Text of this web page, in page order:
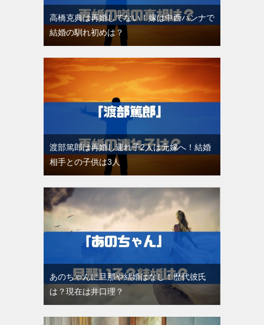
高橋克典は再婚してない！嫁は中西ハンナで
結婚の馴れ初めは？
渡部篤郎は再婚し連れ子2人は元嫁へ！結婚
相手との子供は3人
あのちゃんに旦那や結婚はなし！歴代彼氏
は？現在は井口理？